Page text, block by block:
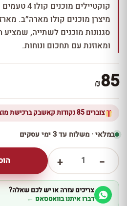
מיצרן מוכנים קולו מארה״ב.
סגנונות מוכנים לשתייה, שמציע
ומאוזנת עם תחכום ונוחות.
₪85
צוברים 85 נקודות קאשבק ברכישת מוצר זה
במלאי · משלוח עד 3 ימי עסקים
−
1
+
צריכים עזרה או יש לכם שאלה?
דברו איתנו בוואטסאפ ←